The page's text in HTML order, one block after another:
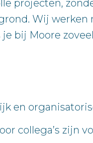
projecten,
Wij werken
bij Moore
en
collega’s zijn